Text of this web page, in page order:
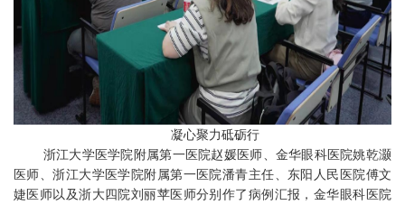
凝心聚力砥砺行
浙江大学医学院附属第一医院赵媛医师、金华眼科医院姚乾灏
医师、浙江大学医学院附属第一医院潘青主任、东阳人民医院傅文
婕医师以及浙大四院刘丽苹医师分别作了病例汇报，金华眼科医院